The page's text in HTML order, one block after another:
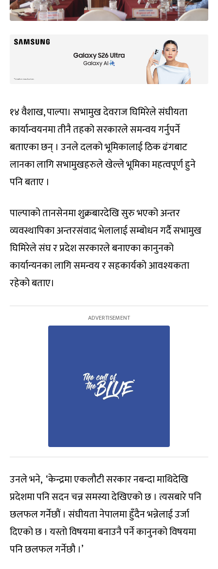
१४ वैशाख, पाल्पा। सभामुख देवराज घिमिरेले संघीयता
कार्यान्वयनमा तीनै तहको सरकारले समन्वय गर्नुपर्ने
बताएका छन् । उनले दलको भूमिकालाई ठिक ढंगबाट
लानका लागि सभामुखहरुले खेल्ले भूमिका महत्वपूर्ण हुने
पनि बताए ।
पाल्पाको तानसेनमा शुक्रबारदेखि सुरु भएको अन्तर
व्यवस्थापिका अन्तरसंवाद भेलालाई सम्बोधन गर्दै सभामुख
घिमिरेले संघ र प्रदेश सरकारले बनाएका कानुनको
कार्यान्यनका लागि समन्वय र सहकार्यको आवश्यकता
रहेको बताए।
उनले भने, ‘केन्द्रमा एकलौटी सरकार नबन्दा माथिदेखि
प्रदेशमा पनि सदन चन्न समस्या देखिएको छ । त्यसबारे पनि
छलफल गर्नेछौं । संघीयता नेपालमा हुँदैन भन्नेलाई उर्जा
दिएको छ । यस्तो विषयमा बनाउनै पर्ने कानुनको विषयमा
पनि छलफल गर्नेछौ ।’